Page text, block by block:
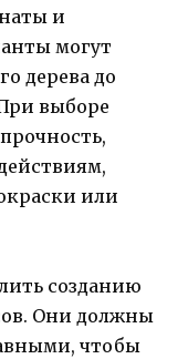
и
могут
дерева до
выборе
или
созданию
Они должны
чтобы